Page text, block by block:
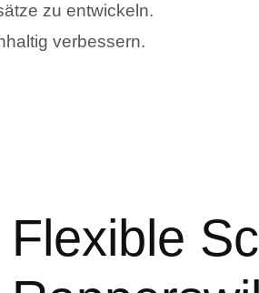
zu entwickeln.
verbessern.
Flexible